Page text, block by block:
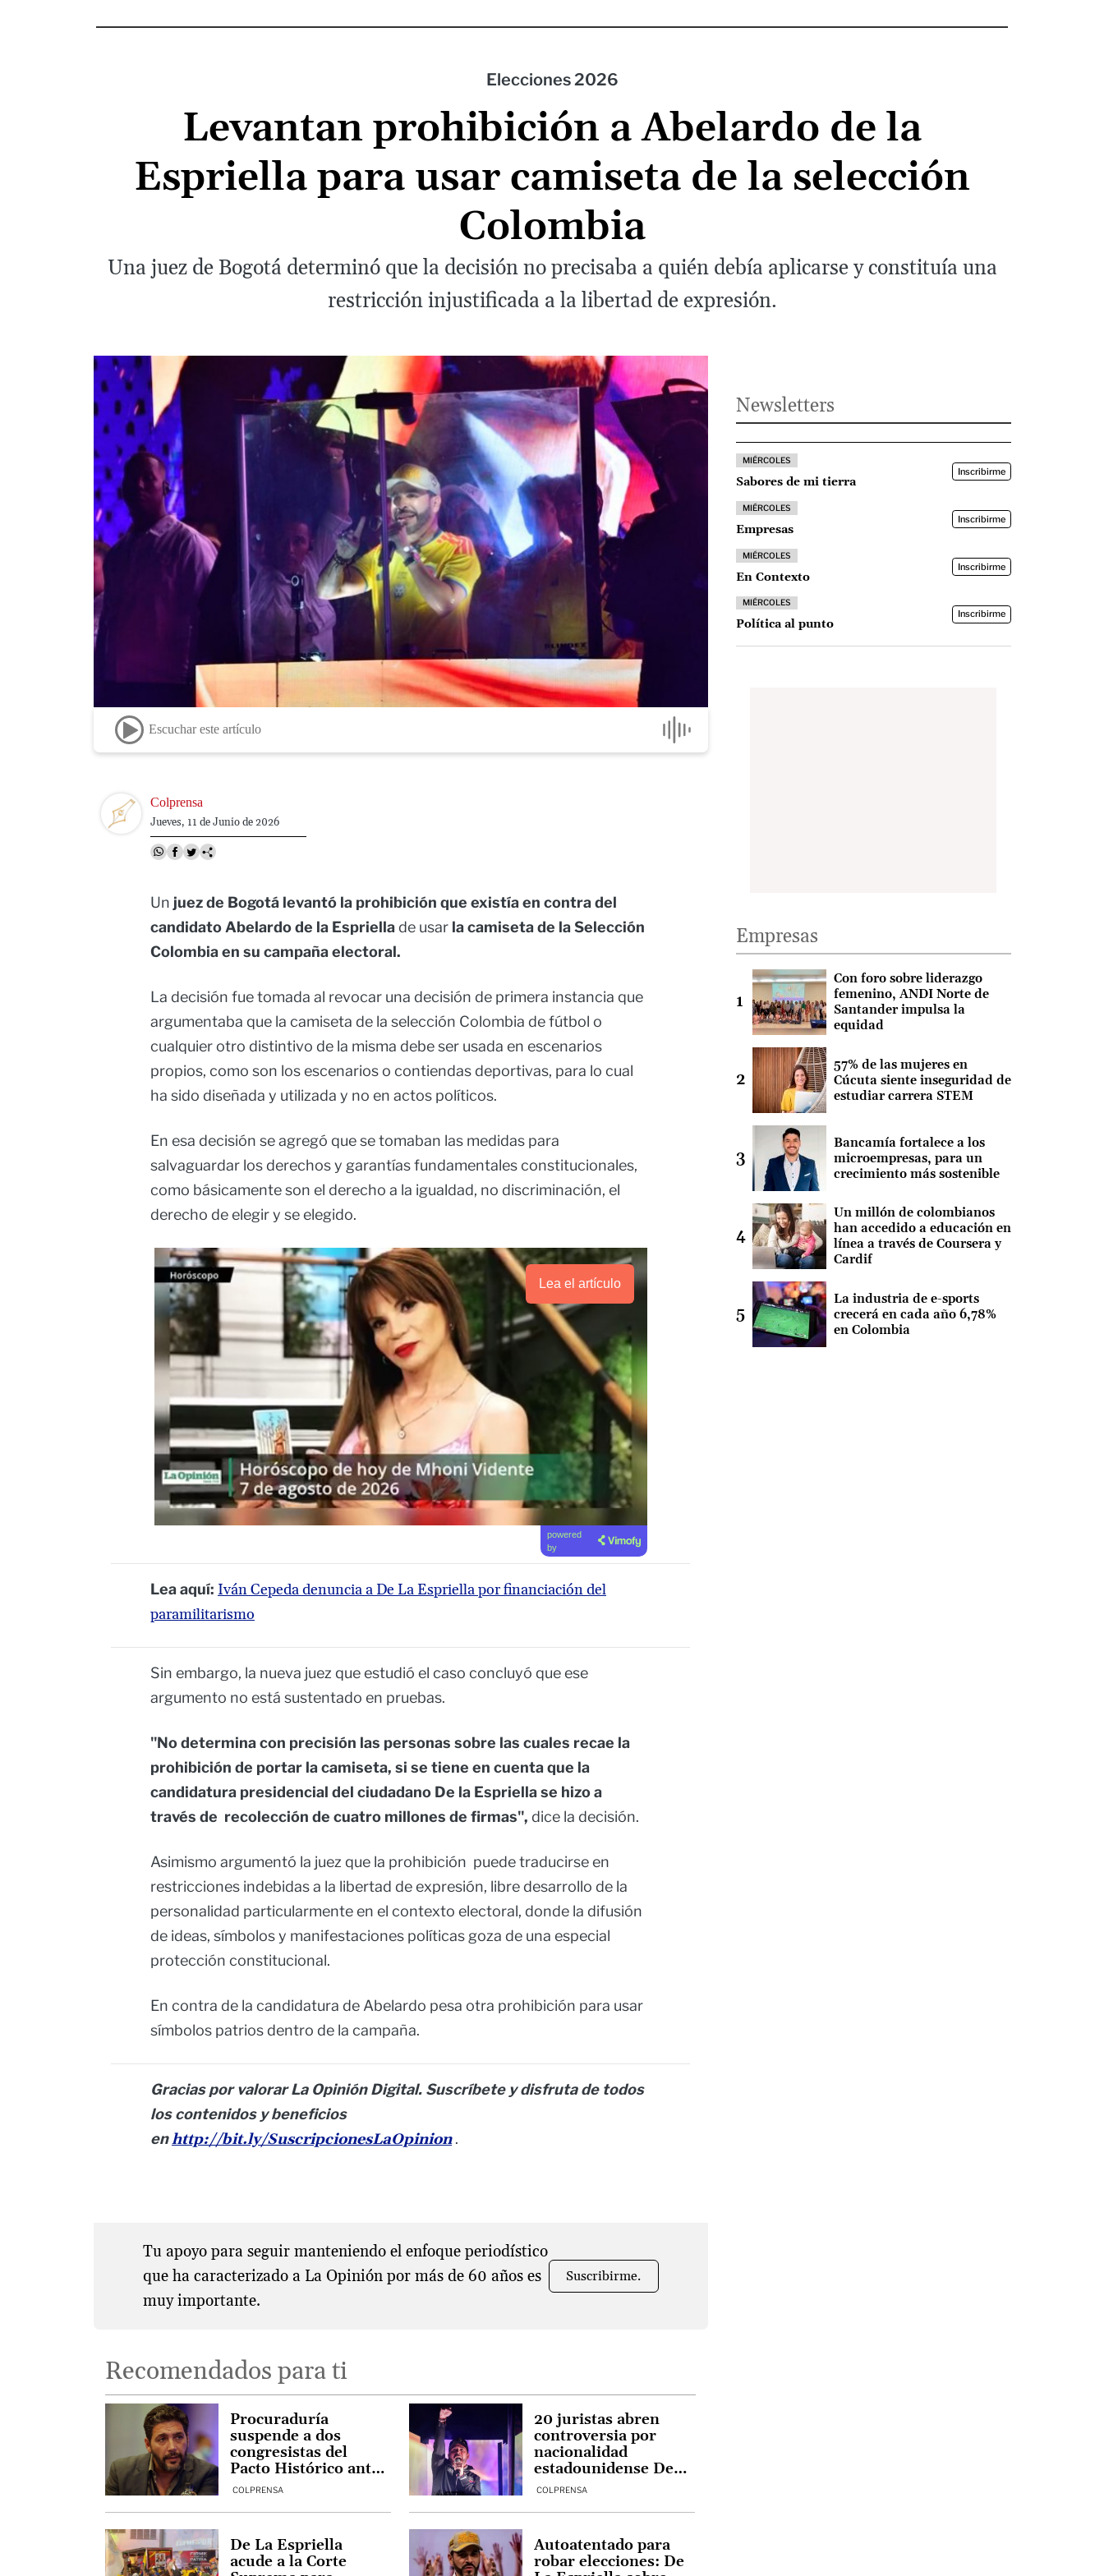
Elecciones 2026
Levantan prohibición a Abelardo de la
Espriella para usar camiseta de la selección
Colombia
Una juez de Bogotá determinó que la decisión no precisaba a quién debía aplicarse y constituía una
restricción injustificada a la libertad de expresión.
Escuchar este artículo
Image Colprensa
Jueves, 11 de Junio de 2026
Un juez de Bogotá levantó la prohibición que existía en contra del
candidato Abelardo de la Espriellade usar la camiseta de la Selección
Colombia en su campaña electoral.
La decisión fue tomada al revocar una decisión de primera instancia que
argumentaba que la camiseta de la selección Colombia de fútbol o
cualquier otro distintivo de la misma debe ser usada en escenarios
propios, como son los escenarios o contiendas deportivas, para lo cual
ha sido diseñada y utilizada y no en actos políticos.
En esa decisión se agregó que se tomaban las medidas para
salvaguardar los derechos y garantías fundamentales constitucionales,
como básicamente son el derecho a la igualdad, no discriminación, el
derecho de elegir y se elegido.
Lea el artículo
powered
by
Lea aquí: Iván Cepeda denuncia a De La Espriella por financiación del
paramilitarismo
Sin embargo, la nueva juez que estudió el caso concluyó que ese
argumento no está sustentado en pruebas.
"No determina con precisión las personas sobre las cuales recae la
prohibición de portar la camiseta, si se tiene en cuenta que la
candidatura presidencial del ciudadano De la Espriella se hizo a
través de recolección de cuatro millones de firmas", dice la decisión.
Asimismo argumentó la juez que la prohibición puede traducirse en
restricciones indebidas a la libertad de expresión, libre desarrollo de la
personalidad particularmente en el contexto electoral, donde la difusión
de ideas, símbolos y manifestaciones políticas goza de una especial
protección constitucional.
En contra de la candidatura de Abelardo pesa otra prohibición para usar
símbolos patrios dentro de la campaña.
Gracias por valorar La Opinión Digital. Suscríbete y disfruta de todos
los contenidos y beneficios
enhttp://bit.ly/SuscripcionesLaOpinion.
Tu apoyo para seguir manteniendo el enfoque periodístico
que ha caracterizado a La Opinión por más de 60 años es
muy importante.
Suscribirme.
Recomendados para ti
COLPRENSA
Procuraduría
suspende a dos
congresistas del
Pacto Histórico antes
de la segunda vuelta
COLPRENSA
20 juristas abren
controversia por
nacionalidad
estadounidense De
La Espriella
De La Espriella
acude a la Corte
Autoatentado para
robar elecciones: De
Newsletters
MIÉRCOLES
Sabores de mi tierra
Inscribirme
MIÉRCOLES
Empresas
Inscribirme
MIÉRCOLES
En Contexto
Inscribirme
MIÉRCOLES
Política al punto
Inscribirme
Empresas
Con foro sobre liderazgo
femenino, ANDI Norte de
Santander impulsa la
equidad
57% de las mujeres en
Cúcuta siente inseguridad de
estudiar carrera STEM
Bancamía fortalece a los
microempresas, para un
crecimiento más sostenible
Un millón de colombianos
han accedido a educación en
línea a través de Coursera y
Cardif
La industria de e-sports
crecerá en cada año 6,78%
en Colombia